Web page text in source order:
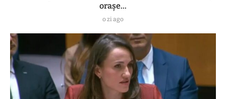
orașe...
o zi ago